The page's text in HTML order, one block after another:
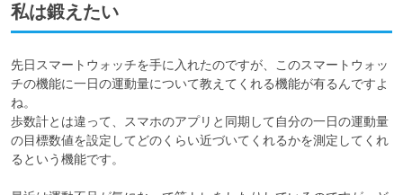
私は鍛えたい
先日スマートウォッチを手に入れたのですが、このスマートウォッ
チの機能に一日の運動量について教えてくれる機能が有るんですよ
ね。
歩数計とは違って、スマホのアプリと同期して自分の一日の運動量
の目標数値を設定してどのくらい近づいてくれるかを測定してくれ
るという機能です。